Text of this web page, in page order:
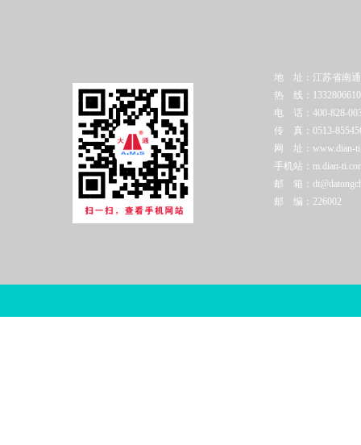
地 址：江苏省南通
热 线：
电 话：400-828-
传 真：0513-
网 址：www.dian-
手机站：m.dian-
邮 箱：
邮 编：226002